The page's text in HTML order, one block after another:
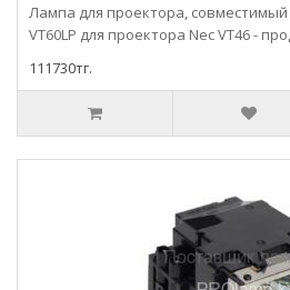
Лампа для проектора,
VT60LP для проектора Nec VT46 -
111730тг.